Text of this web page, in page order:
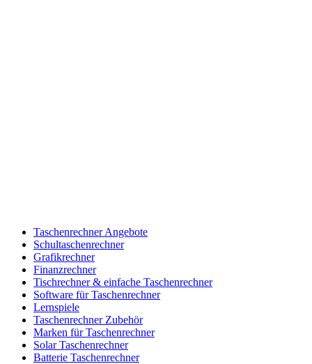
Taschenrechner Angebote
Schultaschenrechner
Grafikrechner
Finanzrechner
Tischrechner & einfache Taschenrechner
Software für Taschenrechner
Lernspiele
Taschenrechner Zubehör
Marken für Taschenrechner
Solar Taschenrechner
Batterie Taschenrechner